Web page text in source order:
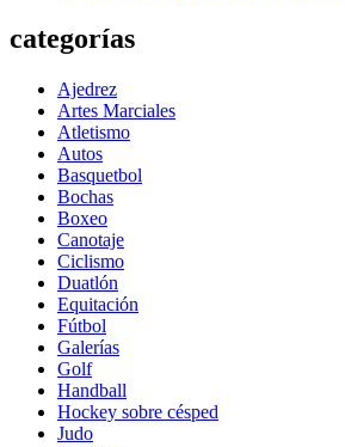
categorías
Ajedrez
Artes Marciales
Atletismo
Autos
Basquetbol
Bochas
Boxeo
Canotaje
Ciclismo
Duatlón
Equitación
Fútbol
Galerías
Golf
Handball
Hockey sobre césped
Judo